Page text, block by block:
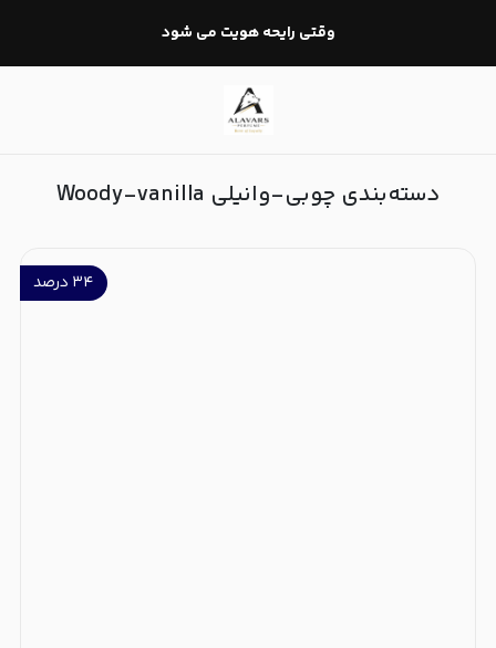
وقتی رایحه هویت می شود
دسته‌بندی چوبی-وانیلی Woody-vanilla
۳۴ درصد